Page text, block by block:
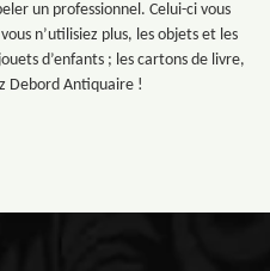
un professionnel. Celui-ci vous
n’utilisiez plus, les objets et les
d’enfants ; les cartons de livre,
Debord Antiquaire !